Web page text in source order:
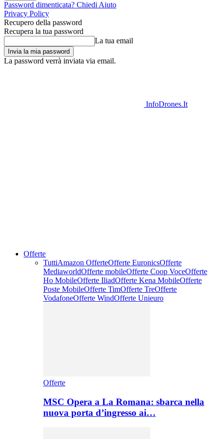
Password dimenticata? Chiedi Aiuto
Privacy Policy
Recupero della password
Recupera la tua password
La tua email
La password verrà inviata via email.
InfoDrones.It
Offerte
TuttiAmazon OfferteOfferte EuronicsOfferte
MediaworldOfferte mobileOfferte Coop VoceOfferte
Ho MobileOfferte IliadOfferte Kena MobileOfferte
Poste MobileOfferte TimOfferte TreOfferte
VodafoneOfferte WindOfferte Unieuro
Offerte
MSC Opera a La Romana: sbarca nella
nuova porta d’ingresso ai…